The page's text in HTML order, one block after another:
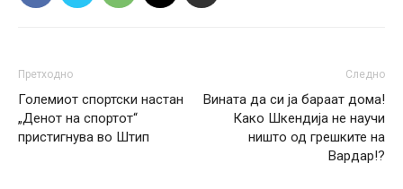
Претходно
Големиот спортски настан
„Денот на спортот“
пристигнува во Штип
Следно
Вината да си ја бараат дома!
Како Шкендија не научи
ништо од грешките на
Вардар!?